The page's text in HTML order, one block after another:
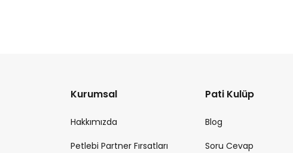
Kurumsal
Hakkımızda
Petlebi Partner Fırsatları
Pati Kulüp
Blog
Soru Cevap